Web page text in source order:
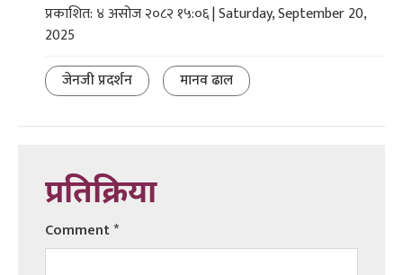
प्रकाशित: ४ असोज २०८२ १५:०६ | Saturday, September 20,
2025
जेनजी प्रदर्शन
मानव ढाल
प्रतिक्रिया
Comment*